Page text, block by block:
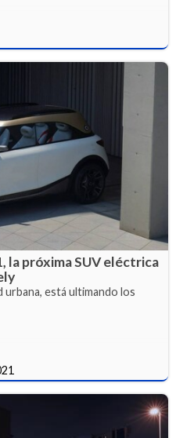
la próxima SUV eléctrica
urbana, está ultimando los